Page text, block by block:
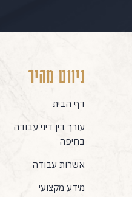
ניווט מהיר
דף הבית
עורך דין דיני עבודה
בחיפה
אשרות עבודה
מידע מקצועי